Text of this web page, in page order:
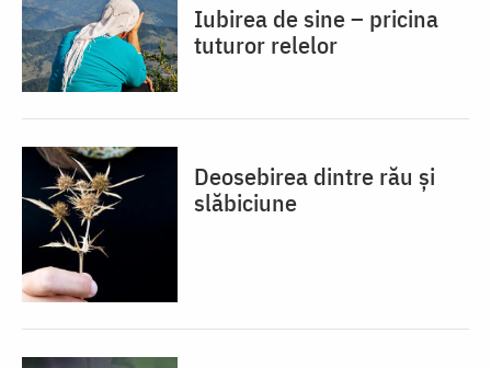
Iubirea de sine – pricina
tuturor relelor
Deosebirea dintre rău și
slăbiciune